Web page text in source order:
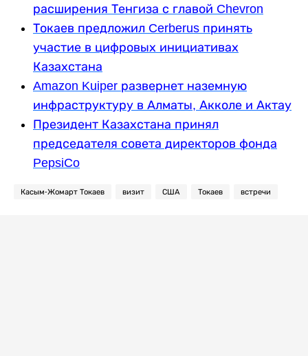
расширения Тенгиза с главой Chevron
Токаев предложил Cerberus принять
участие в цифровых инициативах
Казахстана
Amazon Kuiper развернет наземную
инфраструктуру в Алматы, Акколе и Актау
Президент Казахстана принял
председателя совета директоров фонда
PepsiCo
Касым-Жомарт Токаев визит США Токаев встречи